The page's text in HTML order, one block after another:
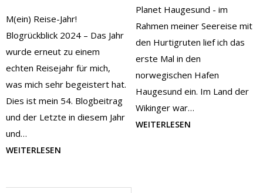
M(ein) Reise-Jahr!
Blogrückblick 2024 – Das Jahr
wurde erneut zu einem
echten Reisejahr für mich,
was mich sehr begeistert hat.
Dies ist mein 54. Blogbeitrag
und der Letzte in diesem Jahr
und…
WEITERLESEN
Planet Haugesund - im
Rahmen meiner Seereise mit
den Hurtigruten lief ich das
erste Mal in den
norwegischen Hafen
Haugesund ein. Im Land der
Wikinger war…
WEITERLESEN